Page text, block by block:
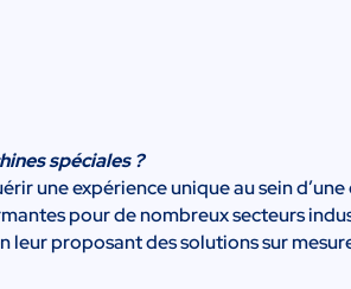
spéciales ?
une expérience unique au sein
pour de nombreux secteurs
proposant des solutions sur